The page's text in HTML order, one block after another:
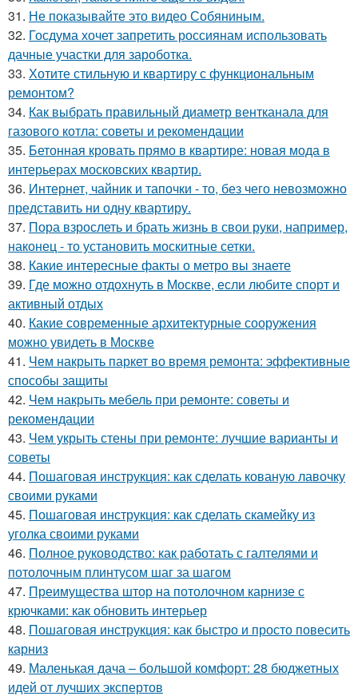
31. Не показывайте это видео Собяниным.
32. Госдума хочет запретить россиянам использовать
дачные участки для зароботка.
33. Хотите стильную и квартиру с функциональным
ремонтом?
34. Как выбрать правильный диаметр вентканала для
газового котла: советы и рекомендации
35. Бетонная кровать прямо в квартире: новая мода в
интерьерах московских квартир.
36. Интернет, чайник и тапочки - то, без чего невозможно
представить ни одну квартиру.
37. Пора взрослеть и брать жизнь в свои руки, например,
наконец - то установить москитные сетки.
38. Какие интересные факты о метро вы знаете
39. Где можно отдохнуть в Москве, если любите спорт и
активный отдых
40. Какие современные архитектурные сооружения
можно увидеть в Москве
41. Чем накрыть паркет во время ремонта: эффективные
способы защиты
42. Чем накрыть мебель при ремонте: советы и
рекомендации
43. Чем укрыть стены при ремонте: лучшие варианты и
советы
44. Пошаговая инструкция: как сделать кованую лавочку
своими руками
45. Пошаговая инструкция: как сделать скамейку из
уголка своими руками
46. Полное руководство: как работать с галтелями и
потолочным плинтусом шаг за шагом
47. Преимущества штор на потолочном карнизе с
крючками: как обновить интерьер
48. Пошаговая инструкция: как быстро и просто повесить
карниз
49. Маленькая дача – большой комфорт: 28 бюджетных
идей от лучших экспертов